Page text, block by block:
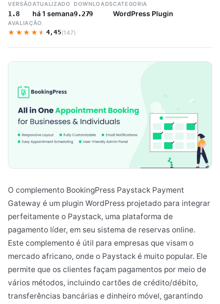
VERSÃO
1.8
ATUALIZADO
há 1 semana
DOWNLOADS
9.279
CATEGORIA
WordPress Plugin
AVALIAÇÃO
★★★★★
★★★★★ 4,45(147)
O complemento BookingPress Paystack Payment
Gateway é um plugin WordPress projetado para integrar
perfeitamente o Paystack, uma plataforma de
pagamento líder, em seu sistema de reservas online.
Este complemento é útil para empresas que visam o
mercado africano, onde o Paystack é muito popular. Ele
permite que os clientes façam pagamentos por meio de
vários métodos, incluindo cartões de crédito/débito,
transferências bancárias e dinheiro móvel, garantindo